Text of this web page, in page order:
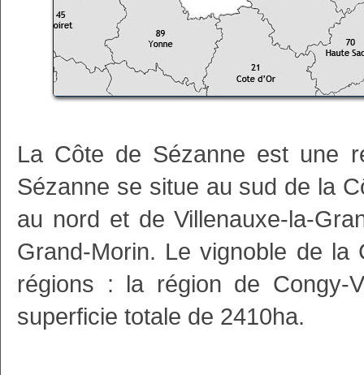
La Côte de Sézanne est une
Sézanne se situe au sud de la
au nord et de Villenauxe-la-
Grand-Morin. Le vignoble de
régions : la région de Congy-
superficie totale de 2410ha.